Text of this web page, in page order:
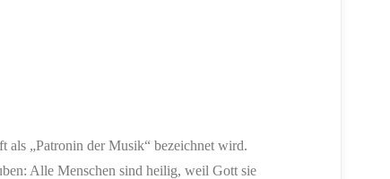
als „Patronin der Musik“ bezeichnet wird.
Alle Menschen sind heilig, weil Gott sie